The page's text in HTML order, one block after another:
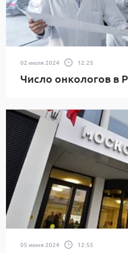
02 июля 2024 12:25
Число онкологов в
05 июня 2024 12:55